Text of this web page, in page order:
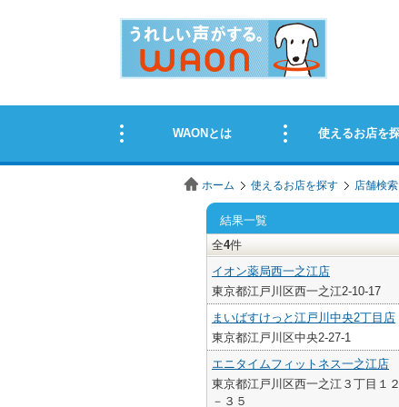
ホーム 使えるお店を探す 店舗検索
結果一覧
全4件
イオン薬局西一之江店
東京都江戸川区西一之江2-10-17
まいばすけっと江戸川中央2丁目店
東京都江戸川区中央2-27-1
エニタイムフィットネス一之江店
東京都江戸川区西一之江３丁目１２
－３５